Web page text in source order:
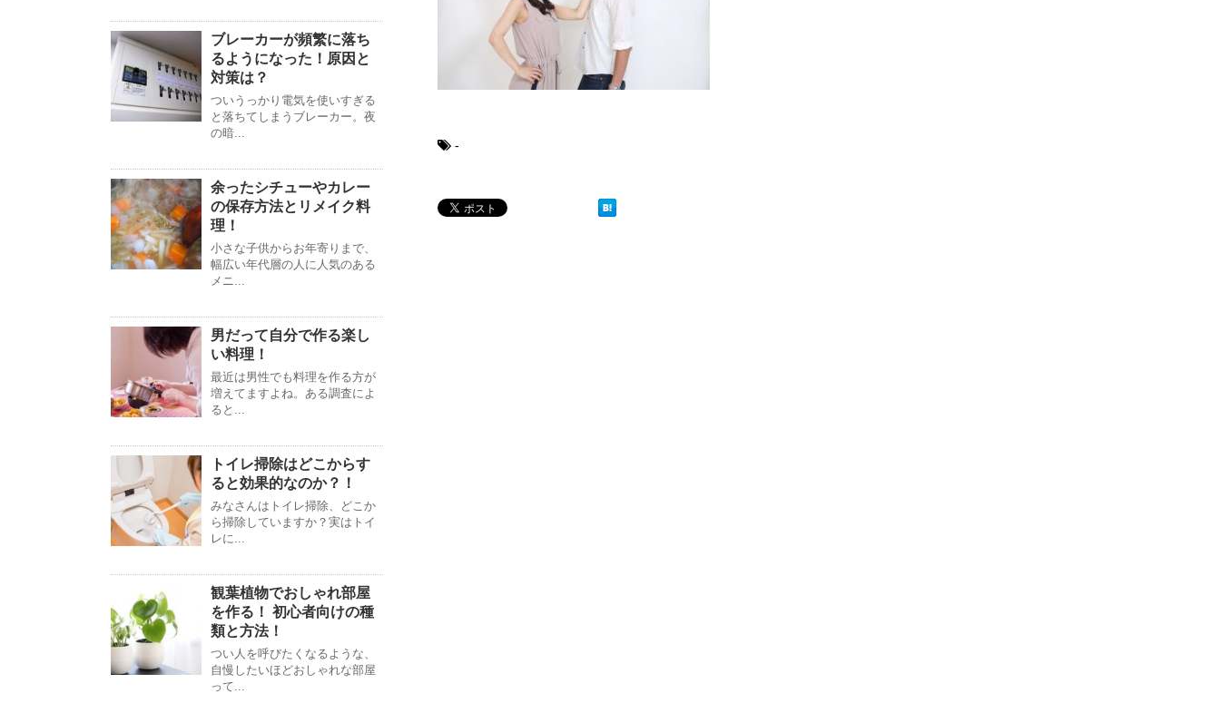
ブレーカーが頻繁に落ちるようになった！原因と対策は？
ついうっかり電気を使いすぎると落ちてしまうブレーカー。夜の暗...
-
ブレーカーが頻繁に落ち
るようになった！原因と
対策は？
ついうっかり電気を使いすぎる
と落ちてしまうブレーカー。夜
の暗...
余ったシチューやカレー
の保存方法とリメイク料
理！
小さな子供からお年寄りまで、
幅広い年代層の人に人気のある
メニ...
男だって自分で作る楽し
い料理！
最近は男性でも料理を作る方が
増えてますよね。ある調査によ
ると...
トイレ掃除はどこからす
ると効果的なのか？！
みなさんはトイレ掃除、どこか
ら掃除していますか？実はトイ
レに...
観葉植物でおしゃれ部屋
を作る！ 初心者向けの種
類と方法！
つい人を呼びたくなるような、
自慢したいほどおしゃれな部屋
って...